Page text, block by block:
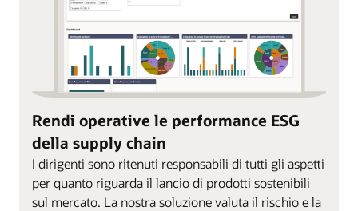
Rendi operative le performance ESG
della supply chain
I dirigenti sono ritenuti responsabili di tutti gli aspetti
per quanto riguarda il lancio di prodotti sostenibili
sul mercato. La nostra soluzione valuta il rischio e la